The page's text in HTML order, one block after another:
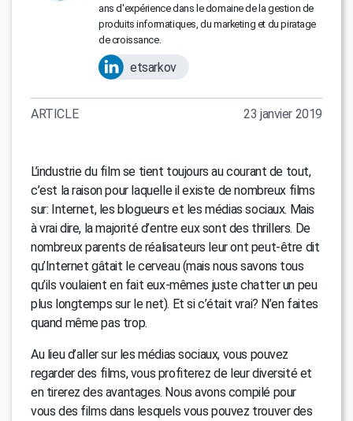
ans d'expérience dans le domaine de la gestion de
produits informatiques, du marketing et du piratage
de croissance.
etsarkov
ARTICLE 23 janvier 2019
L’industrie du film se tient toujours au courant de tout,
c’est la raison pour laquelle il existe de nombreux films
sur: Internet, les blogueurs et les médias sociaux. Mais
à vrai dire, la majorité d’entre eux sont des thrillers. De
nombreux parents de réalisateurs leur ont peut-être dit
qu’Internet gâtait le cerveau (mais nous savons tous
qu’ils voulaient en fait eux-mêmes juste chatter un peu
plus longtemps sur le net). Et si c’était vrai? N’en faites
quand même pas trop.
Au lieu d’aller sur les médias sociaux, vous pouvez
regarder des films, vous profiterez de leur diversité et
en tirerez des avantages. Nous avons compilé pour
vous des films dans lesquels vous pouvez trouver des